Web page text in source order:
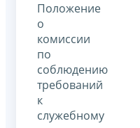
Положение
о
комиссии
по
соблюдению
требований
к
служебному